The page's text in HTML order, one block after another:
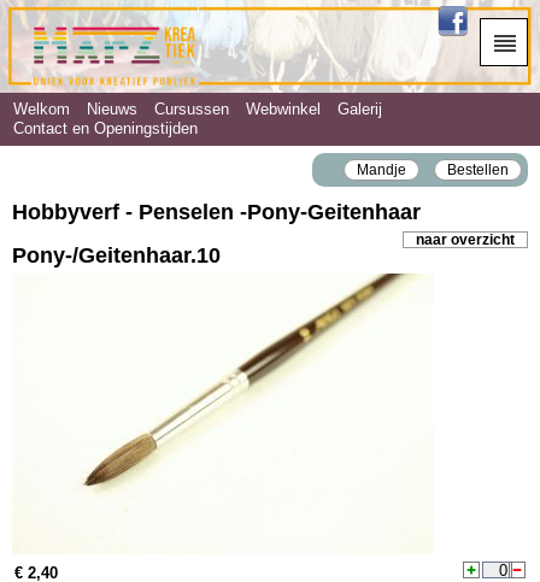
Welkom Nieuws Cursussen Webwinkel
Galerij
Contact en Openingstijden
Mandje Bestellen
Hobbyverf - Penselen ‐Pony‐Geitenhaar
naar overzicht
Pony-/Geitenhaar.10
€ 2,40